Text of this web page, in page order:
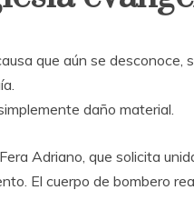
que aún se
daño material.
Adriano, que solicita
El cuerpo de bombero